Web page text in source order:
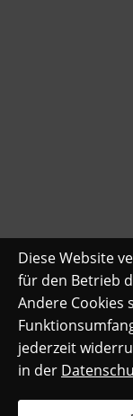
Diese Website
für den Betrieb
Andere
jederzeit
in der